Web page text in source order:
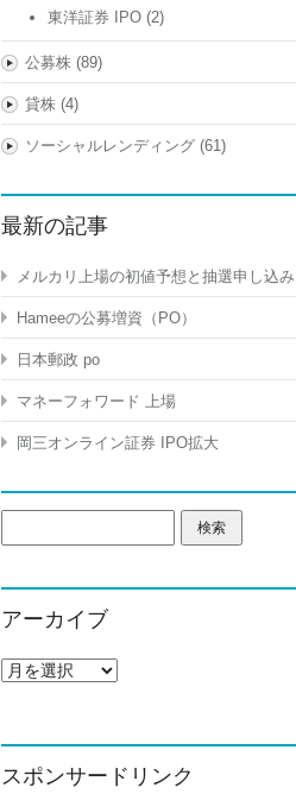
東洋証券 IPO (2)
公募株(89)
貸株(4)
ソーシャルレンディング(61)
最新の記事
メルカリ上場の初値予想と抽選申し込み
Hameeの公募増資（PO）
日本郵政 po
マネーフォワード 上場
岡三オンライン証券 IPO拡大
索:
アーカイブ
ア
イ
ブ
スポンサードリンク